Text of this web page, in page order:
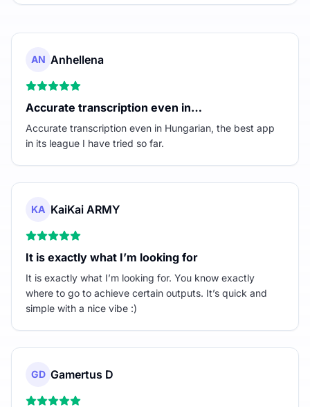
AN Anhellena
Accurate transcription even in…
Accurate transcription even in Hungarian, the best app
in its league I have tried so far.
KA KaiKai ARMY
It is exactly what I’m looking for
It is exactly what I’m looking for. You know exactly
where to go to achieve certain outputs. It’s quick and
simple with a nice vibe :)
GD Gamertus D